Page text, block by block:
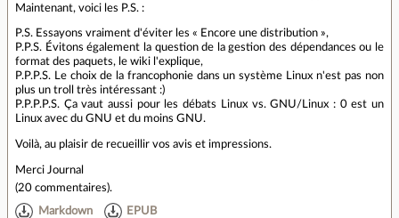
Maintenant, voici les P.S. :
P.S. Essayons vraiment d'éviter les « Encore une distribution »,
P.P.S. Évitons également la question de la gestion des dépendances ou le
format des paquets, le wiki l'explique,
P.P.P.S. Le choix de la francophonie dans un système Linux n'est pas non
plus un troll très intéressant :)
P.P.P.P.S. Ça vaut aussi pour les débats Linux vs. GNU/Linux : 0 est un
Linux avec du GNU et du moins GNU.
Voilà, au plaisir de recueillir vos avis et impressions.
Merci Journal
(20 commentaires).
Markdown EPUB